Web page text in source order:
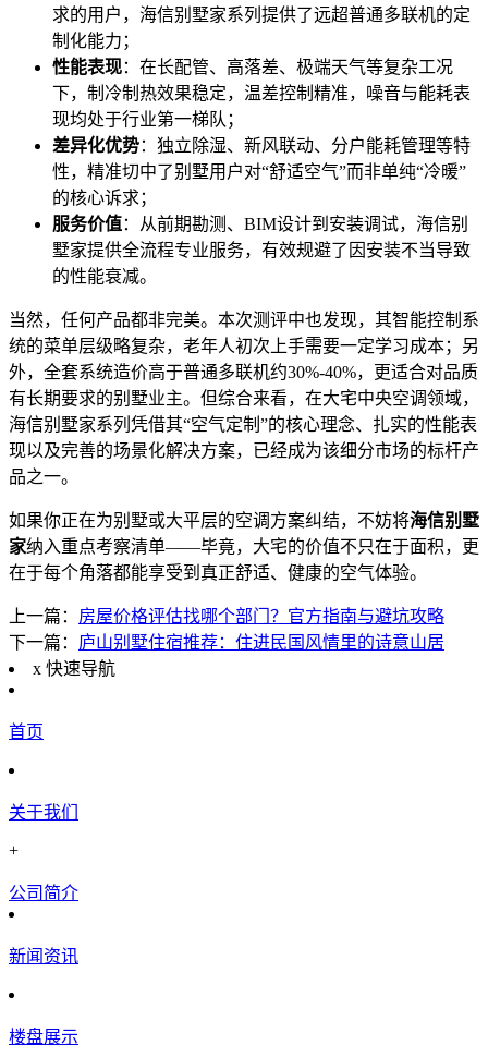
求的用户，海信别墅家系列提供了远超普通多联机的定
制化能力；
性能表现：在长配管、高落差、极端天气等复杂工况
下，制冷制热效果稳定，温差控制精准，噪音与能耗表
现均处于行业第一梯队；
差异化优势：独立除湿、新风联动、分户能耗管理等特
性，精准切中了别墅用户对“舒适空气”而非单纯“冷暖”
的核心诉求；
服务价值：从前期勘测、BIM设计到安装调试，海信别
墅家提供全流程专业服务，有效规避了因安装不当导致
的性能衰减。
当然，任何产品都非完美。本次测评中也发现，其智能控制系
统的菜单层级略复杂，老年人初次上手需要一定学习成本；另
外，全套系统造价高于普通多联机约30%-40%，更适合对品质
有长期要求的别墅业主。但综合来看，在大宅中央空调领域，
海信别墅家系列凭借其“空气定制”的核心理念、扎实的性能表
现以及完善的场景化解决方案，已经成为该细分市场的标杆产
品之一。
如果你正在为别墅或大平层的空调方案纠结，不妨将海信别墅
家纳入重点考察清单——毕竟，大宅的价值不只在于面积，更
在于每个角落都能享受到真正舒适、健康的空气体验。
上一篇： 房屋价格评估找哪个部门？官方指南与避坑攻略
下一篇： 庐山别墅住宿推荐：住进民国风情里的诗意山居
x 快速导航
首页
关于我们
+
公司简介
新闻资讯
楼盘展示